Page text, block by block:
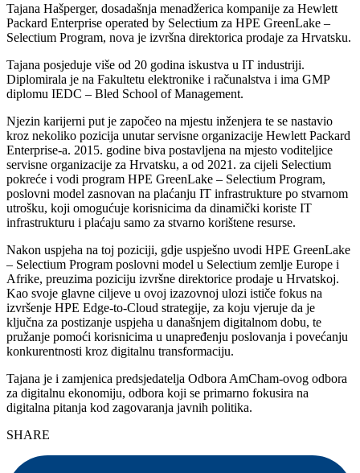
Tajana Hašperger, dosadašnja menadžerica kompanije za Hewlett
Packard Enterprise operated by Selectium za HPE GreenLake –
Selectium Program, nova je izvršna direktorica prodaje za Hrvatsku.
Tajana posjeduje više od 20 godina iskustva u IT industriji.
Diplomirala je na Fakultetu elektronike i računalstva i ima GMP
diplomu IEDC – Bled School of Management.
Njezin karijerni put je započeo na mjestu inženjera te se nastavio
kroz nekoliko pozicija unutar servisne organizacije Hewlett Packard
Enterprise-a. 2015. godine biva postavljena na mjesto voditeljice
servisne organizacije za Hrvatsku, a od 2021. za cijeli Selectium
pokreće i vodi program HPE GreenLake – Selectium Program,
poslovni model zasnovan na plaćanju IT infrastrukture po stvarnom
utrošku, koji omogućuje korisnicima da dinamički koriste IT
infrastrukturu i plaćaju samo za stvarno korištene resurse.
Nakon uspjeha na toj poziciji, gdje uspješno uvodi HPE GreenLake
– Selectium Program poslovni model u Selectium zemlje Europe i
Afrike, preuzima poziciju izvršne direktorice prodaje u Hrvatskoj.
Kao svoje glavne ciljeve u ovoj izazovnoj ulozi ističe fokus na
izvršenje HPE Edge-to-Cloud strategije, za koju vjeruje da je
ključna za postizanje uspjeha u današnjem digitalnom dobu, te
pružanje pomoći korisnicima u unapređenju poslovanja i povećanju
konkurentnosti kroz digitalnu transformaciju.
Tajana je i zamjenica predsjedatelja Odbora AmCham-ovog odbora
za digitalnu ekonomiju, odbora koji se primarno fokusira na
digitalna pitanja kod zagovaranja javnih politika.
SHARE